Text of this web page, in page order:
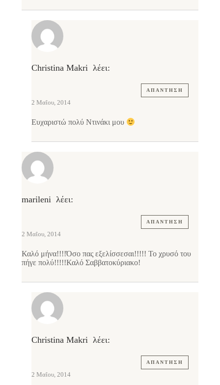
Christina Makri λέει:
ΑΠΆΝΤΗΣΗ
2 Μαΐου, 2014
Ευχαριστώ πολύ Ντινάκι μου
marileni λέει:
ΑΠΆΝΤΗΣΗ
2 Μαΐου, 2014
Καλό μήνα!!!!Όσο πας εξελίσσεσαι!!!!! Το χρυσό του
πήγε πολύ!!!!!Καλό Σαββατοκύριακο!
Christina Makri λέει:
ΑΠΆΝΤΗΣΗ
2 Μαΐου, 2014